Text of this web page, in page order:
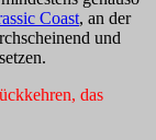
Coast, an der
und
das